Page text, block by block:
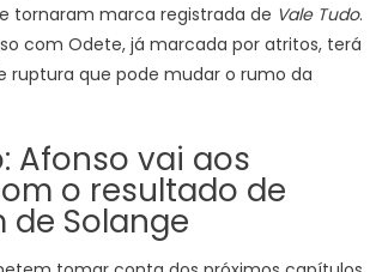
tornaram marca registrada de Vale Tudo.
com Odete, já marcada por atritos, terá
ruptura que pode mudar o rumo da
Afonso vai aos
o resultado de
de Solange